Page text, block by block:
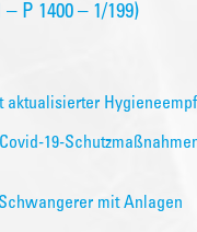
P 1400 – 1/199)
aktualisierter
19-
mit Anlagen